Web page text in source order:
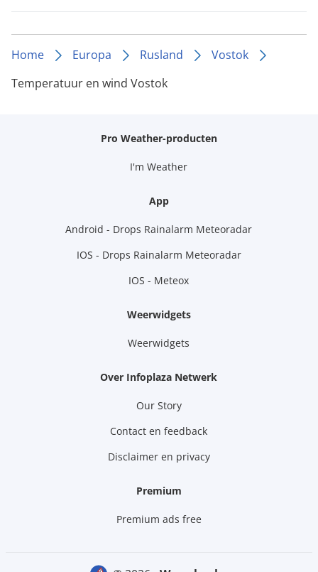
Home Europa Rusland
Vostok
Temperatuur en wind Vostok
Pro Weather-producten
I'm Weather
App
Android - Drops Rainalarm Meteoradar
IOS - Drops Rainalarm Meteoradar
IOS - Meteox
Weerwidgets
Weerwidgets
Over Infoplaza Netwerk
Our Story
Contact en feedback
Disclaimer en privacy
Premium
Premium ads free